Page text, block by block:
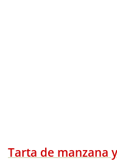
Tarta de manzana